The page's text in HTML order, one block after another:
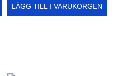
LÄGG TILL I VARUKORGEN